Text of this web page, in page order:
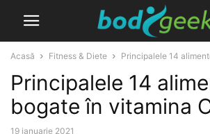
Acasă Fitness & Diete Principalele 14
Principalele 14
bogate în vitamina
19 ianuarie 2021